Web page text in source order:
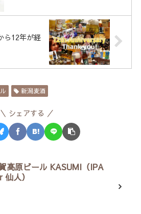
ら12年が経
新潟麦酒
シェアする
高原ビール KASUMI（IPA
人）